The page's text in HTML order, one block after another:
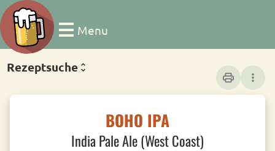
Menu
Rezeptsuche
print more_vert
BOHO IPA
India Pale Ale (West Coast)